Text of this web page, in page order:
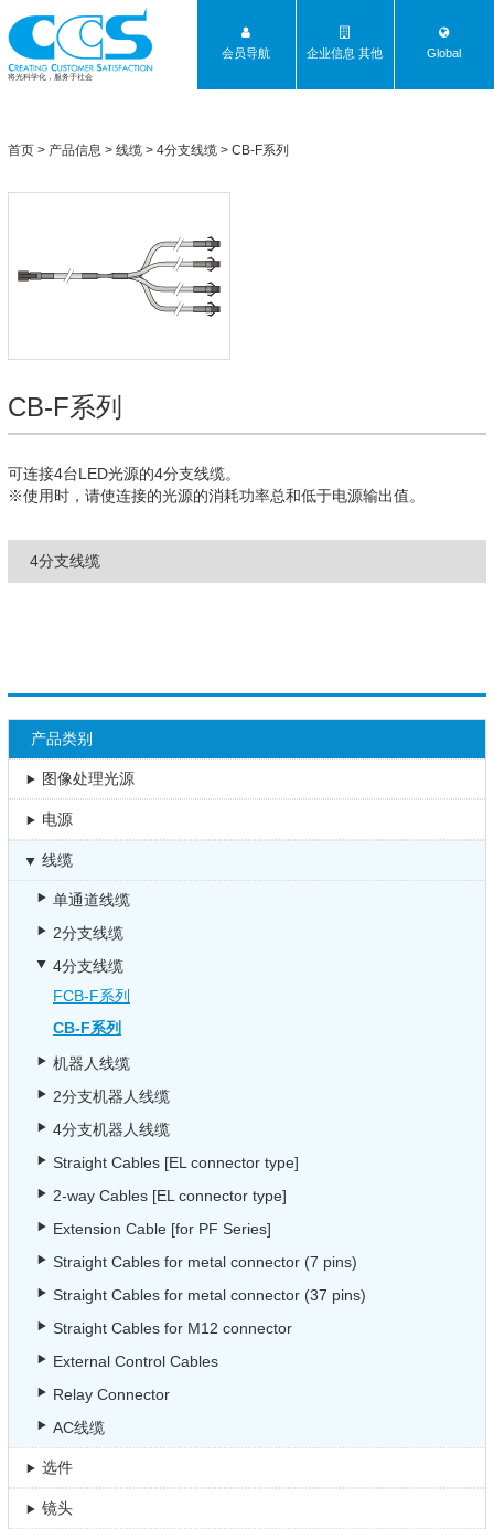
将光科学化，服务于社会
会员导航 企业信息 其他 Global
首页 > 产品信息 > 线缆 > 4分支线缆 > CB-F系列
CB-F系列
可连接4台LED光源的4分支线缆。
※使用时，请使连接的光源的消耗功率总和低于电源输出值。
4分支线缆
产品类别
图像处理光源
电源
线缆
单通道线缆
2分支线缆
4分支线缆
FCB-F系列
CB-F系列
机器人线缆
2分支机器人线缆
4分支机器人线缆
Straight Cables [EL connector type]
2-way Cables [EL connector type]
Extension Cable [for PF Series]
Straight Cables for metal connector (7 pins)
Straight Cables for metal connector (37 pins)
Straight Cables for M12 connector
External Control Cables
Relay Connector
AC线缆
选件
镜头